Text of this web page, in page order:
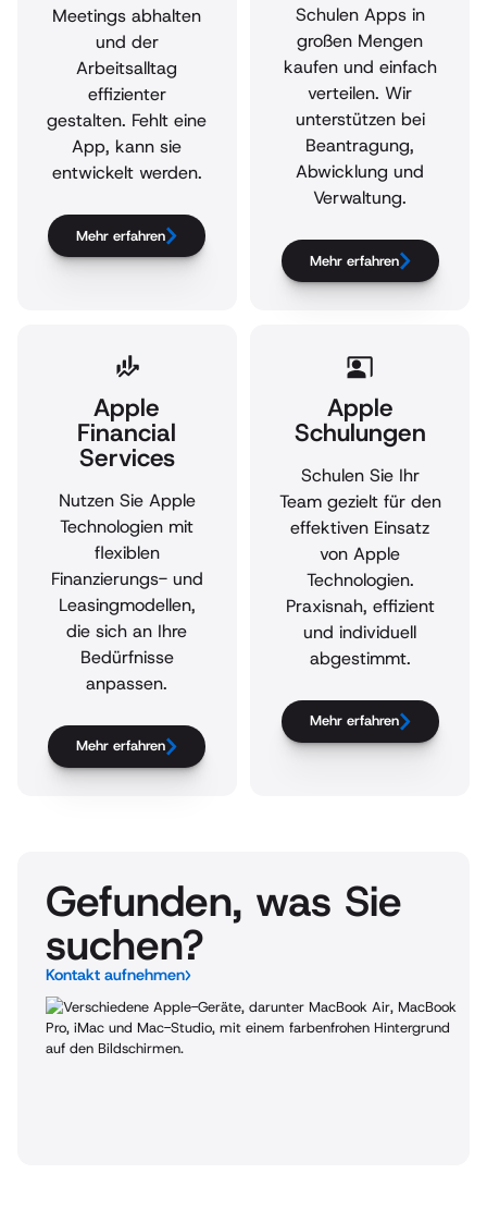
Meetings abhalten
und der
Arbeitsalltag
effizienter
gestalten. Fehlt eine
App, kann sie
entwickelt werden.
Mehr erfahren
Schulen Apps in
großen Mengen
kaufen und einfach
verteilen. Wir
unterstützen bei
Beantragung,
Abwicklung und
Verwaltung.
Mehr erfahren
Apple
Financial
Services
Nutzen Sie Apple
Technologien mit
flexiblen
Finanzierungs- und
Leasingmodellen,
die sich an Ihre
Bedürfnisse
anpassen.
Mehr erfahren
Apple
Schulungen
Schulen Sie Ihr
Team gezielt für den
effektiven Einsatz
von Apple
Technologien.
Praxisnah, effizient
und individuell
abgestimmt.
Mehr erfahren
Gefunden, was Sie
suchen?
Kontakt aufnehmen